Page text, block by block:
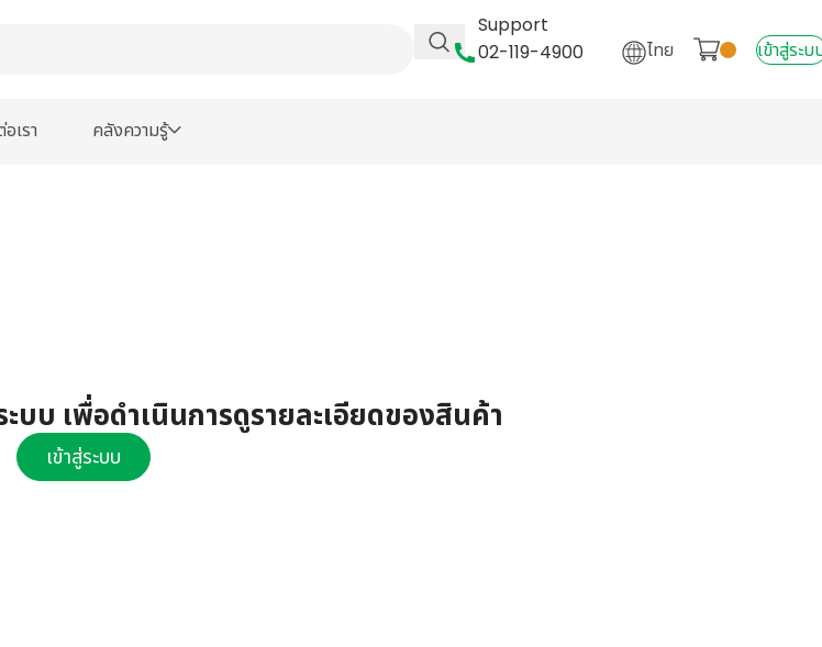
Support
02-119-4900
ไทย เข้าสู่ระบ
เรา คลังความรู้
บบ เพื่อดำเนินการดูรายละเอียดของสินค้า
เข้าสู่ระบบ